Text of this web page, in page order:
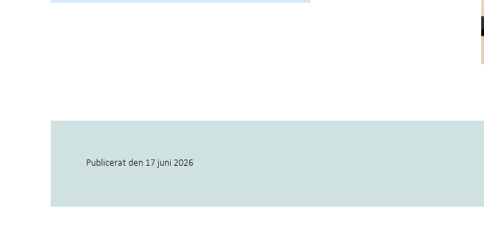
Publicerat den 17 juni 2026